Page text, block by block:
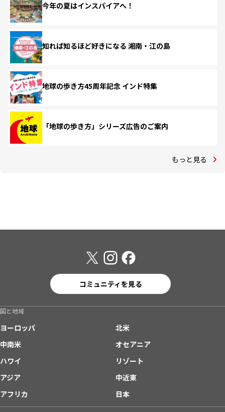
今年の夏はインスパイアへ！
知れば知るほど好きになる 湘南・江の島
地球の歩き方45周年記念 インド特集
「地球の歩き方」シリーズ広告のご案内
もっと見る
コミュニティを見る
国と地域
ヨーロッパ
北米
中南米
オセアニア
ハワイ
リゾート
アジア
中近東
アフリカ
日本